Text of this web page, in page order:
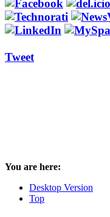
Tweet
You are here:
Desktop Version
Top